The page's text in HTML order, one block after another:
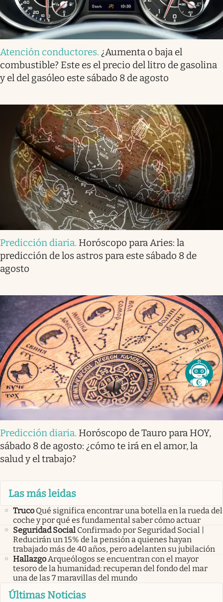
Atención conductores. ¿Aumenta o baja el
combustible? Este es el precio del litro de gasolina
y el del gasóleo este sábado 8 de agosto
Predicción diaria. Horóscopo para Aries: la
predicción de los astros para este sábado 8 de
agosto
Predicción diaria. Horóscopo de Tauro para HOY,
sábado 8 de agosto: ¿cómo te irá en el amor, la
salud y el trabajo?
Las más leidas
Truco Qué significa encontrar una botella en la rueda del
coche y por qué es fundamental saber cómo actuar
Seguridad Social Confirmado por Seguridad Social |
Reducirán un 15% de la pensión a quienes hayan
trabajado más de 40 años, pero adelanten su jubilación
HallazgoArqueólogos se encuentran con el mayor
tesoro de la humanidad: recuperan del fondo del mar
una de las 7 maravillas del mundo
Últimas Noticias